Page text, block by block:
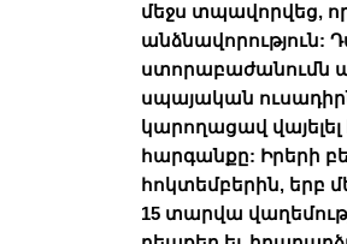
մեջս տպավորվեց,
անձնավորություն:
ստորաբաժանումն
սպայական
կարողացավ
հարգանքը: Իրերի
հոկտեմբերին, երբ
15 տարվա